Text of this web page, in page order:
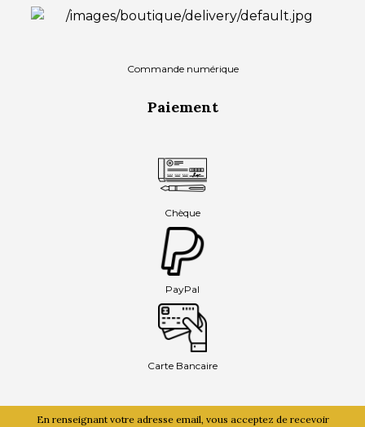
Commande numérique
Paiement
Chèque
PayPal
Carte Bancaire
En renseignant votre adresse email, vous acceptez de recevoir